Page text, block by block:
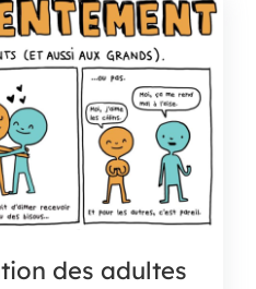
des adultes